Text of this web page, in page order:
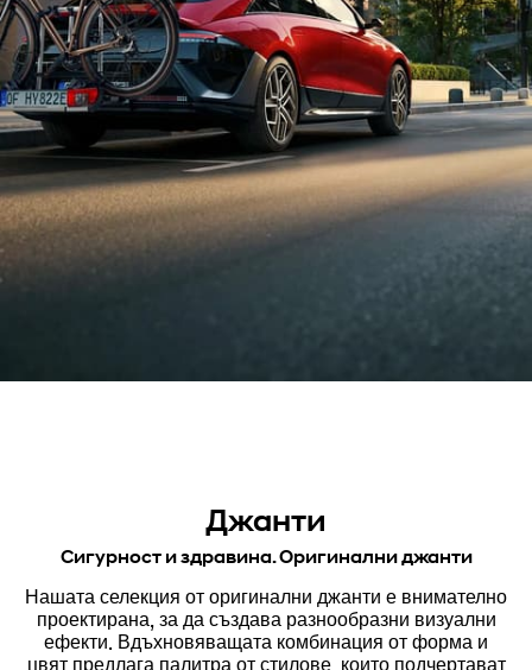
Джанти
Сигурност и здравина. Оригинални джанти
Нашата селекция от оригинални джанти е внимателно
проектирана, за да създава разнообразни визуални
ефекти. Вдъхновяващата комбинация от форма и